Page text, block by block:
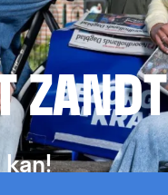
ZANDT